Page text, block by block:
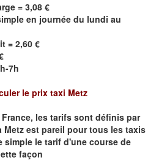
= 3,08 €
en journée du lundi au
= 2,60 €
7h
le prix taxi Metz
les tarifs sont définis par
Metz est pareil pour tous les taxis
simple le tarif d'une course de
façon